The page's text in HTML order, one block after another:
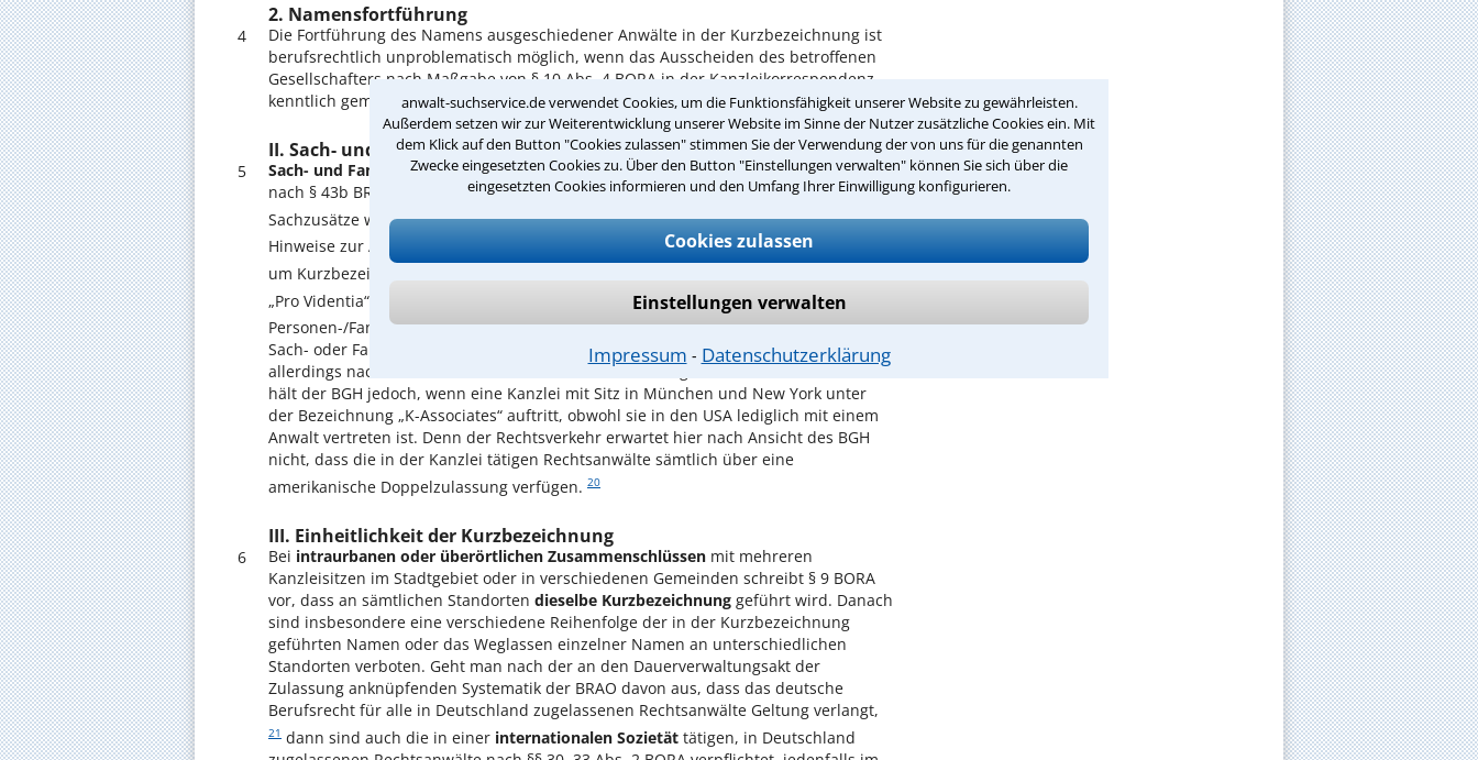
anwalt-suchservice.de verwendet Cookies, um die Funktionsfähigkeit unserer Website zu gewährleisten.
Außerdem setzen wir zur Weiterentwicklung unserer Website im Sinne der Nutzer zusätzliche Cookies ein. Mit
dem Klick auf den Button "Cookies zulassen" stimmen Sie der Verwendung der von uns für die genannten
Zwecke eingesetzten Cookies zu. Über den Button "Einstellungen verwalten" können Sie sich über die
eingesetzten Cookies informieren und den Umfang Ihrer Einwilligung konfigurieren.
Cookies zulassen
Einstellungen verwalten
Impressum ⁃ Datenschutzerklärung
2. Namensfortführung
4
Die Fortführung des Namens ausgeschiedener Anwälte in der Kurzbezeichnung ist
berufsrechtlich unproblematisch möglich, wenn das Ausscheiden des betroffenen
Gesellschafters nach Maßgabe von § 10 Abs. 4 BORA in der Kanzleikorrespondenz
kenntlich gemacht wird (näher↑§ 10 BORA Rz. 10–12).
II. Sach- und Fantasiebezeichnungen
5 Sach- und Fantasiebezeichnungensind in den Grenzen des Sachlichkeitsgebots
nach § 43b BRAO grundsätzlich uneingeschränkt zulässig. Dabei kann es sich um
Sachzusätze wie „Kanzlei für Arbeitsrecht und allgemeines Zivilrecht“
, um
Hinweise zur Art der Arbeitserledigung wie „Telekanzlei X & Partner“12 , aber auch
um Kurzbezeichnungen wie „CMS“
„Pro Videntia“
17 oder um kombinierte
Personen-/Fantasiebezeichnungen wie „Andersen Legal“18 handeln.19 Sofern die
Sach- oder Fantasiebezeichnung einen irreführenden Eindruck erweckt, kann sie
allerdings nach wie vor wettbewerbsrechtlich unzulässig sein. Für unbedenklich
hält der BGH jedoch, wenn eine Kanzlei mit Sitz in München und New York unter
der Bezeichnung „K-Associates“ auftritt, obwohl sie in den USA lediglich mit einem
Anwalt vertreten ist. Denn der Rechtsverkehr erwartet hier nach Ansicht des BGH
nicht, dass die in der Kanzlei tätigen Rechtsanwälte sämtlich über eine
amerikanische Doppelzulassung verfügen. 20
III. Einheitlichkeit der Kurzbezeichnung
6 Bei intraurbanen oder überörtlichen Zusammenschlüssen mit mehreren
Kanzleisitzen im Stadtgebiet oder in verschiedenen Gemeinden schreibt § 9 BORA
vor, dass an sämtlichen Standorten dieselbe Kurzbezeichnung geführt wird. Danach
sind insbesondere eine verschiedene Reihenfolge der in der Kurzbezeichnung
geführten Namen oder das Weglassen einzelner Namen an unterschiedlichen
Standorten verboten. Geht man nach der an den Dauerverwaltungsakt der
Zulassung anknüpfenden Systematik der BRAO davon aus, dass das deutsche
Berufsrecht für alle in Deutschland zugelassenen Rechtsanwälte Geltung verlangt,
21 dann sind auch die in einer internationalen Sozietät tätigen, in Deutschland